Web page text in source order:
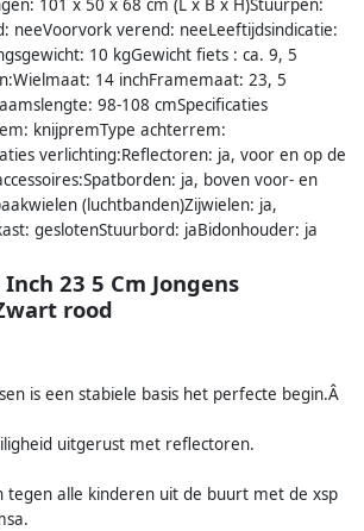
101 x 50 x 68 cm (L x B x H)Stuurpen:
neeVoorvork verend: neeLeeftijdsindicatie:
10 kgGewicht fiets : ca. 9, 5
14 inchFramemaat: 23, 5
98-108 cmSpecificaties
knijpremType achterrem:
verlichting:Reflectoren: ja, voor en op de
ja, boven voor- en
(luchtbanden)Zijwielen: ja,
geslotenStuurbord: jaBidonhouder: ja
23 5 Cm Jongens
rood
is een stabiele basis het perfecte begin.Â
uitgerust met reflectoren.
tegen alle kinderen uit de buurt met de xsp